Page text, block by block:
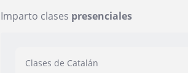
Imparto clases presenciales
Clases de Catalán